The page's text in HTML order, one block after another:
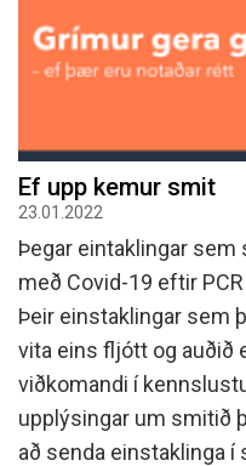
Ef upp kemur smit
23.01.2022
Þegar eintaklingar sem
með Covid-19 eftir
Þeir einstaklingar sem
vita eins fljótt og auðið
viðkomandi í
upplýsingar um smitið
að senda einstaklinga